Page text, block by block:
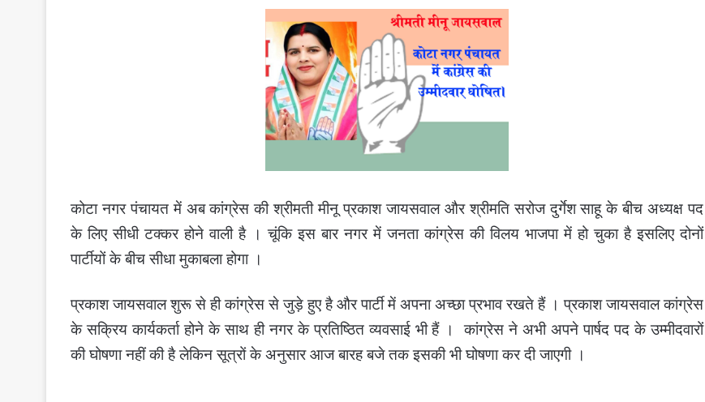
कोटा नगर पंचायत में अब कांग्रेस की श्रीमती मीनू प्रकाश जायसवाल और श्रीमति सरोज दुर्गेश साहू के बीच अध्यक्ष पद
के लिए सीधी टक्कर होने वाली है । चूंकि इस बार नगर में जनता कांग्रेस की विलय भाजपा में हो चुका है इसलिए दोनों
पार्टीयों के बीच सीधा मुकाबला होगा ।
प्रकाश जायसवाल शुरू से ही कांग्रेस से जुड़े हुए है और पार्टी में अपना अच्छा प्रभाव रखते हैं । प्रकाश जायसवाल कांग्रेस
के सक्रिय कार्यकर्ता होने के साथ ही नगर के प्रतिष्ठित व्यवसाई भी हैं ।कांग्रेस ने अभी अपने पार्षद पद के उम्मीदवारों
की घोषणा नहीं की है लेकिन सूत्रों के अनुसार आज बारह बजे तक इसकी भी घोषणा कर दी जाएगी ।